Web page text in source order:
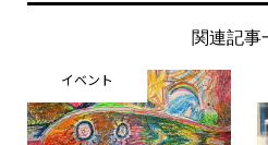
関連記事
イベント